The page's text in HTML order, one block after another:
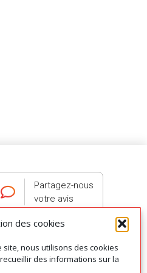
des cookies
nous utilisons des cookies
des informations sur la
Partagez-nous
votre avis